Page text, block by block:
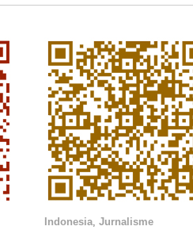
Indonesia, Jurnalisme
Indonesia Jurnalisme